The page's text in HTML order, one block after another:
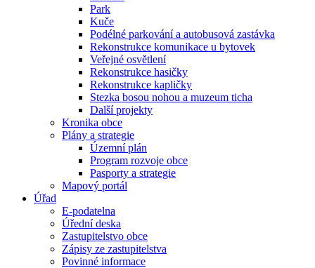
Park
Kuče
Podélné parkování a autobusová zastávka
Rekonstrukce komunikace u bytovek
Veřejné osvětlení
Rekonstrukce hasičky
Rekonstrukce kapličky
Stezka bosou nohou a muzeum ticha
Další projekty
Kronika obce
Plány a strategie
Územní plán
Program rozvoje obce
Pasporty a strategie
Mapový portál
Úřad
E-podatelna
Úřední deska
Zastupitelstvo obce
Zápisy ze zastupitelstva
Povinné informace